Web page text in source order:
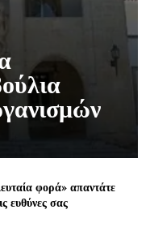
φορά» απαντάτε
ευθύνες σας